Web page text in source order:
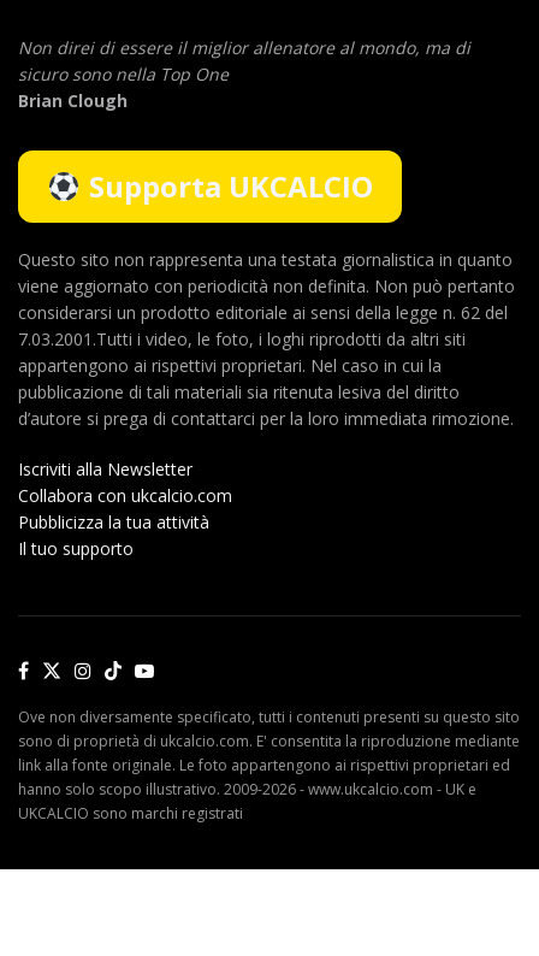
Non direi di essere il miglior allenatore al mondo, ma di
sicuro sono nella Top One
Brian Clough
Supporta UKCALCIO
Questo sito non rappresenta una testata giornalistica in quanto
viene aggiornato con periodicità non definita. Non può pertanto
considerarsi un prodotto editoriale ai sensi della legge n. 62 del
7.03.2001.Tutti i video, le foto, i loghi riprodotti da altri siti
appartengono ai rispettivi proprietari. Nel caso in cui la
pubblicazione di tali materiali sia ritenuta lesiva del diritto
d’autore si prega di contattarci per la loro immediata rimozione.
Iscriviti alla Newsletter
Collabora con ukcalcio.com
Pubblicizza la tua attività
Il tuo supporto
Ove non diversamente specificato, tutti i contenuti presenti su questo sito
sono di proprietà di ukcalcio.com. E' consentita la riproduzione mediante
link alla fonte originale. Le foto appartengono ai rispettivi proprietari ed
hanno solo scopo illustrativo. 2009-2026 - www.ukcalcio.com - UK e
UKCALCIO sono marchi registrati